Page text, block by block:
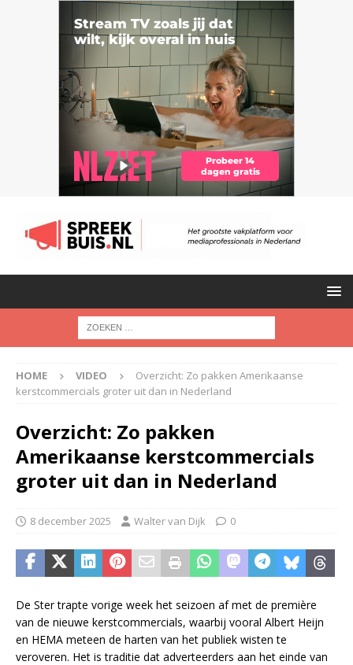
HOME VIDEO
Overzicht: Zo pakken Amerikaanse
kerstcommercials groter uit dan in Nederland
Overzicht: Zo pakken
Amerikaanse kerstcommercials
groter uit dan in Nederland
8 december 2025 Walter van Dijk 0
De Ster trapte vorige week het seizoen af met de première
van de nieuwe kerstcommercials, waarbij vooral Albert Heijn
en HEMA meteen de harten van het publiek wisten te
veroveren. Het is traditie dat adverteerders aan het einde van